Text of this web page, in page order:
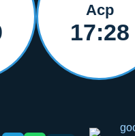
Аср
17:28